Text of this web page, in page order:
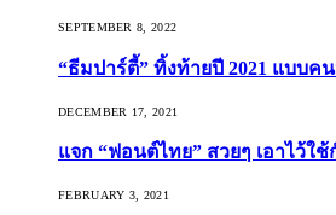
SEPTEMBER 8, 2022
“ธีมปาร์ตี้” ทิ้งท้ายปี 2021 แบบค
DECEMBER 17, 2021
แจก “ฟอนต์ไทย” สวยๆ เอาไว้ใช้
FEBRUARY 3, 2021